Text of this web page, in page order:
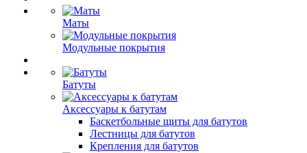
Маты
Модульные покрытия
Батуты
Аксессуары к батутам
Баскетбольные щиты для батутов
Лестницы для батутов
Крепления для батутов